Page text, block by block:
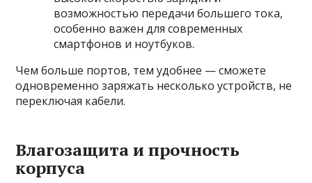
возможностью передачи большего тока,
особенно важен для современных
смартфонов и ноутбуков.
Чем больше портов, тем удобнее — сможете
одновременно заряжать несколько устройств, не
переключая кабели.
Влагозащита и прочность
корпуса